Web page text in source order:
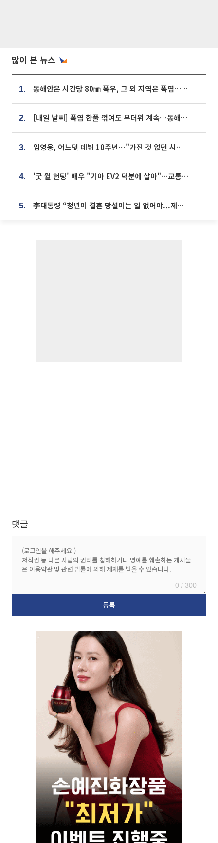
많이 본 뉴스
1. 동해안은 시간당 80㎜ 폭우, 그 외 지역은 폭염…‘극과 극 날씨’
2. [내일 날씨] 폭염 한풀 꺾여도 무더위 계속⋯동해안 이틀 연속 비
3. 임영웅, 어느덧 데뷔 10주년⋯"가진 것 없던 시절, 내 앞엔 20명의 팬뿐"
4. '굿 윌 헌팅' 배우 "기아 EV2 덕분에 살아"…교통사고 후 안전성 극찬
5. 李대통령 “청년이 결혼 망설이는 일 없어야...제도상 불이익 조사”
댓글
0 / 300